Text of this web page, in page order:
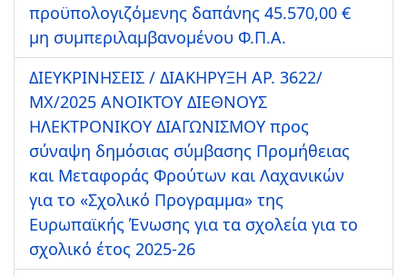
προϋπολογιζόμενης δαπάνης 45.570,00 €
μη συμπεριλαμβανομένου Φ.Π.Α.
ΔΙΕΥΚΡΙΝΗΣΕΙΣ / ΔΙΑΚΗΡΥΞΗ ΑΡ. 3622/
ΜΧ/2025 ΑΝΟΙΚΤΟΥ ΔΙΕΘΝΟΥΣ
ΗΛΕΚΤΡΟΝΙΚΟΥ ΔΙΑΓΩΝΙΣΜΟΥ προς
σύναψη δημόσιας σύμβασης Προμήθειας
και Μεταφοράς Φρούτων και Λαχανικών
για το «Σχολικό Προγραμμα» της
Ευρωπαϊκής Ένωσης για τα σχολεία για το
σχολικό έτος 2025-26